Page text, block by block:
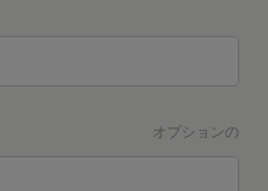
オプションの